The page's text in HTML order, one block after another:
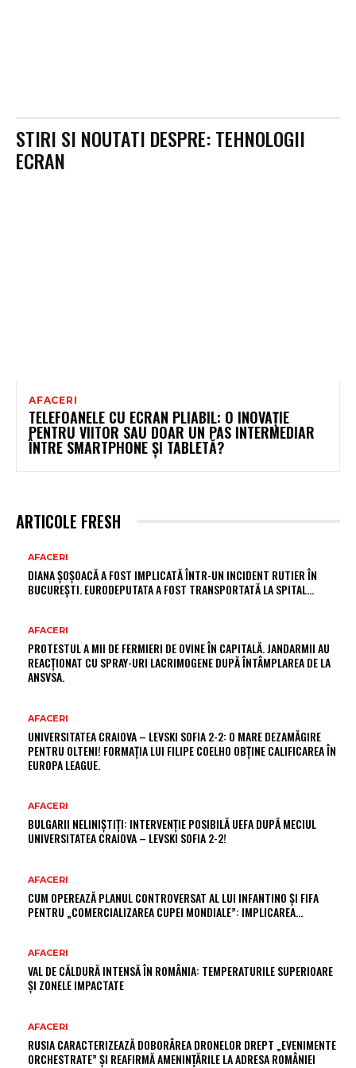
STIRI SI NOUTATI DESPRE:TEHNOLOGII
ECRAN
AFACERI
TELEFOANELE CU ECRAN PLIABIL: O INOVAȚIE
PENTRU VIITOR SAU DOAR UN PAS INTERMEDIAR
ÎNTRE SMARTPHONE ȘI TABLETĂ?
ARTICOLE FRESH
AFACERI
DIANA ȘOȘOACĂ A FOST IMPLICATĂ ÎNTR-UN INCIDENT RUTIER ÎN
BUCUREȘTI. EURODEPUTATA A FOST TRANSPORTATĂ LA SPITAL…
AFACERI
PROTESTUL A MII DE FERMIERI DE OVINE ÎN CAPITALĂ. JANDARMII AU
REACȚIONAT CU SPRAY-URI LACRIMOGENE DUPĂ ÎNTÂMPLAREA DE LA
ANSVSA.
AFACERI
UNIVERSITATEA CRAIOVA – LEVSKI SOFIA 2-2: O MARE DEZAMĂGIRE
PENTRU OLTENI! FORMAȚIA LUI FILIPE COELHO OBȚINE CALIFICAREA ÎN
EUROPA LEAGUE.
AFACERI
BULGARII NELINIȘTIȚI: INTERVENȚIE POSIBILĂ UEFA DUPĂ MECIUL
UNIVERSITATEA CRAIOVA – LEVSKI SOFIA 2-2!
AFACERI
CUM OPEREAZĂ PLANUL CONTROVERSAT AL LUI INFANTINO ȘI FIFA
PENTRU „COMERCIALIZAREA CUPEI MONDIALE”: IMPLICAREA…
AFACERI
VAL DE CĂLDURĂ INTENSĂ ÎN ROMÂNIA: TEMPERATURILE SUPERIOARE
ȘI ZONELE IMPACTATE
AFACERI
RUSIA CARACTERIZEAZĂ DOBORÂREA DRONELOR DREPT „EVENIMENTE
ORCHESTRATE” ȘI REAFIRMĂ AMENINȚĂRILE LA ADRESA ROMÂNIEI